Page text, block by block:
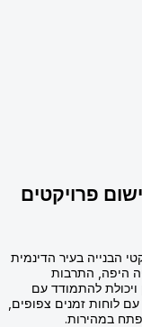
פרויקטים
בעיר הדינמית
התרבות
להתמודד עם
זמנים צפופים,